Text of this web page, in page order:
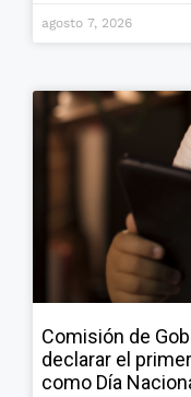
agosto 7, 2026
Comisión de
declarar el
como Día